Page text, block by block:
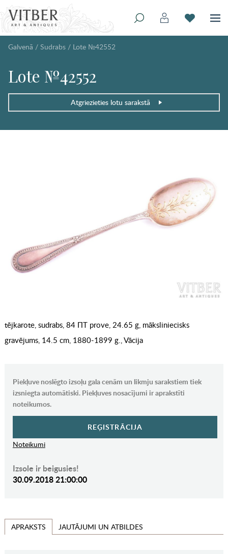
Galvenā / Sudrabs / Lote №42552
Lote №42552
Atgriezieties lotu sarakstā
tējkarote, sudrabs, 84 ПТ prove, 24.65 g, māksliniecisks
gravējums, 14.5 cm, 1880-1899 g., Vācija
Piekļuve noslēgto izsoļu gala cenām un likmju sarakstiem tiek
izsniegta automātiski. Piekļuves nosacījumi ir aprakstīti
noteikumos.
REĢISTRĀCIJA
Noteikumi
Izsole ir beigusies!
30.09.2018 21:00:00
APRAKSTS JAUTĀJUMI UN ATBILDES